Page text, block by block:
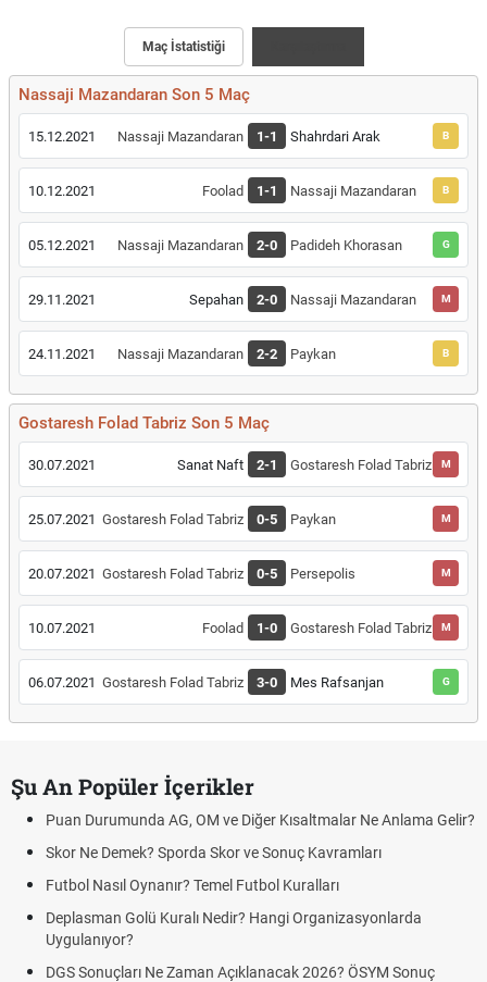
Maç İstatistiği
Nassaji Mazandaran Son 5 Maç
15.12.2021 Nassaji Mazandaran 1-1 Shahrdari Arak B
10.12.2021 Foolad 1-1 Nassaji Mazandaran B
05.12.2021 Nassaji Mazandaran 2-0 Padideh Khorasan G
29.11.2021 Sepahan 2-0 Nassaji Mazandaran M
24.11.2021 Nassaji Mazandaran 2-2 Paykan B
Gostaresh Folad Tabriz Son 5 Maç
30.07.2021 Sanat Naft 2-1 Gostaresh Folad Tabriz M
25.07.2021 Gostaresh Folad Tabriz 0-5 Paykan M
20.07.2021 Gostaresh Folad Tabriz 0-5 Persepolis M
10.07.2021 Foolad 1-0 Gostaresh Folad Tabriz M
06.07.2021 Gostaresh Folad Tabriz 3-0 Mes Rafsanjan G
Şu An Popüler İçerikler
Puan Durumunda AG, OM ve Diğer Kısaltmalar Ne Anlama Gelir?
Skor Ne Demek? Sporda Skor ve Sonuç Kavramları
Futbol Nasıl Oynanır? Temel Futbol Kuralları
Deplasman Golü Kuralı Nedir? Hangi Organizasyonlarda
Uygulanıyor?
DGS Sonuçları Ne Zaman Açıklanacak 2026? ÖSYM Sonuç